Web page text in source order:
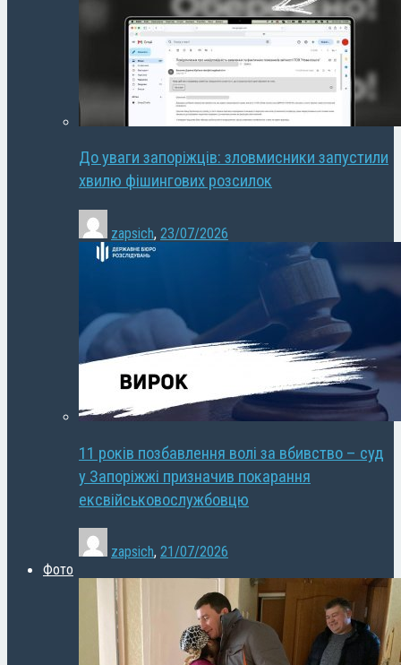
До уваги запоріжців: зловмисники запустили
хвилю фішингових розсилок
zapsich, 23/07/2026
11 років позбавлення волі за вбивство – суд
у Запоріжжі призначив покарання
ексвійськовослужбовцю
zapsich, 21/07/2026
Фото